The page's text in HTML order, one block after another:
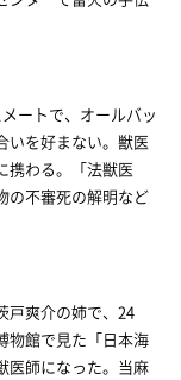
ートで、オールバッ
いを好まない。獣医
携わる。「法獣医
の不審死の解明など
戸爽介の姉で、24
物館で見た「日本海
医師になった。当麻